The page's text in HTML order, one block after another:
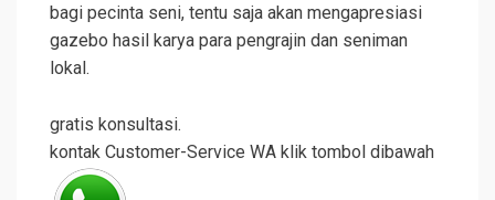
bagi pecinta seni, tentu saja akan mengapresiasi
gazebo hasil karya para pengrajin dan seniman
lokal.
gratis konsultasi.
kontak Customer-Service WA klik tombol dibawah